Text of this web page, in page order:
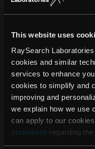
This website uses
RaySearch
cookies and similar
services to enhance
cookies to simplify and
improving and
we explain how we use
can apply to our
statement regarding
förbättra cancervården.
®
ärRayIntelligence®och
RayIntelligence är ett
cancerkliniker kan
analysera data.
(TCS) RayCommand®är
behandlingsmaskinen
onkologiinformation.
från RaySearch
65 länder. Företaget